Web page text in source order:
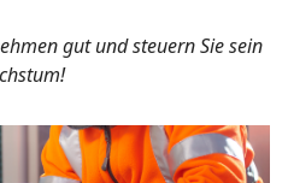
gut und steuern Sie sein